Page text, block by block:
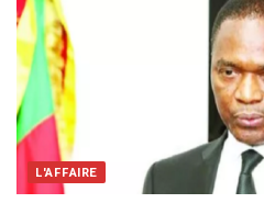
L'AFFAIRE